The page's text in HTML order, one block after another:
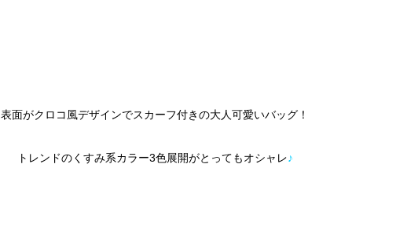
表面がクロコ風デザインでスカーフ付きの大人可愛いバッグ！
トレンドのくすみ系カラー3色展開がとってもオシャレ♪